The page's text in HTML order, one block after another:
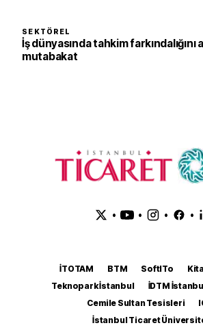
SEKTÖREL
İş dünyasında tahkim farkındalığını
mutabakat
• • • •
İTOTAM BTM SoftITo
Teknopark İstanbul
İDTM
Cemile Sultan Tesisleri
İstanbul Ticaret